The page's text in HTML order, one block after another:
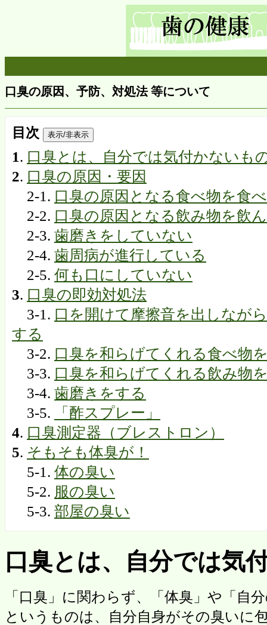
口臭の原因、予防、対処法 等について
目次 表示/非表示
1. 口臭とは、自分では気付かないも
2. 口臭の原因・要因
2-1. 口臭の原因となる食べ物を食
2-2. 口臭の原因となる飲み物を飲
2-3. 歯磨きをしていない
2-4. 歯周病が進行している
2-5. 何も口にしていない
3. 口臭の即効対処法
3-1. 口を開けて摩擦音を出しなが
する
3-2. 口臭を和らげてくれる食べ物
3-3. 口臭を和らげてくれる飲み物
3-4. 歯磨きをする
3-5.
「酢スプレー」
4. 口臭測定器（ブレストロン）
5. そもそも体臭が！
5-1. 体の臭い
5-2. 服の臭い
5-3. 部屋の臭い
口臭とは、自分では気
「口臭」に関わらず、「体臭」や「自
というものは、自分自身がその臭いに